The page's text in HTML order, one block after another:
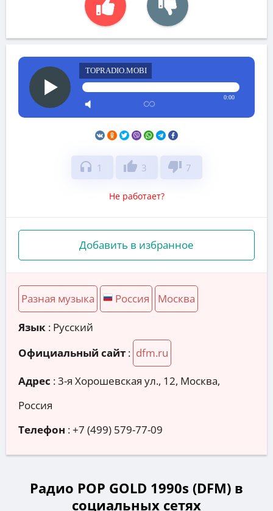
TOPRADIO.MOBI
0:00
headphones 1 thumb_up 3 thumb_down 7
Не работает?
Добавить в избранное
Разная музыка Россия Москва
Язык : Русский
Официальный сайт : dfm.ru
Адрес :3-я Хорошевская ул., 12, Москва,
Россия
Телефон :+7 (499) 579-77-09
Радио POP GOLD 1990s (DFM) в
социальных сетях